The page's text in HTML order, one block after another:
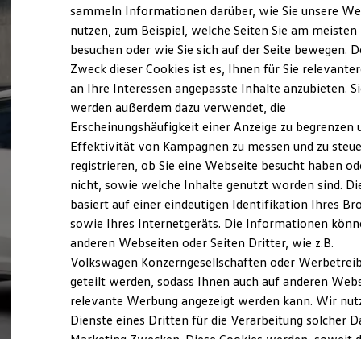
Reichweite
Reichweite der ID. Modelle
Reichweite im Winter
Laden
Laden unterwegs
Laden Zuhause
Ladezeitensimulator
Batterie
Sicherheit
Garantie und Lebensdauer
Nachhaltigkeit
Technologie
Kosten und Kauf
Verbrauchskosten
Kaufoptionen
E-Auto-Förderung
Software und Konnektivität
Die ID. Software 6
ID. Software Versionen und Updates
Digitale Extras
Schnittstellen zu Ihrem ID.
sammeln Informationen darüber, wie Sie unsere
nutzen, zum Beispiel, welche Seiten Sie am meisten
besuchen oder wie Sie sich auf der Seite bewegen.
Zweck dieser Cookies ist es, Ihnen für Sie
an Ihre Interessen angepasste Inhalte anzubieten.
werden außerdem dazu verwendet, die
Erscheinungshäufigkeit einer Anzeige zu begrenzen
Effektivität von Kampagnen zu messen und zu
registrieren, ob Sie eine Webseite besucht haben
nicht, sowie welche Inhalte genutzt worden sind.
basiert auf einer eindeutigen Identifikation Ihres
sowie Ihres Internetgeräts. Die Informationen
anderen Webseiten oder Seiten Dritter, wie z.B.
Volkswagen Konzerngesellschaften oder
geteilt werden, sodass Ihnen auch auf anderen
relevante Werbung angezeigt werden kann. Wir
Dienste eines Dritten für die Verarbeitung solcher